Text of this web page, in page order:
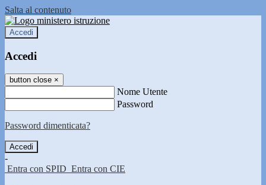
Salta al contenuto
Accedi
Accedi
button close ×
Nome Utente
Password
Password dimenticata?
-
Entra con SPID Entra con CIE